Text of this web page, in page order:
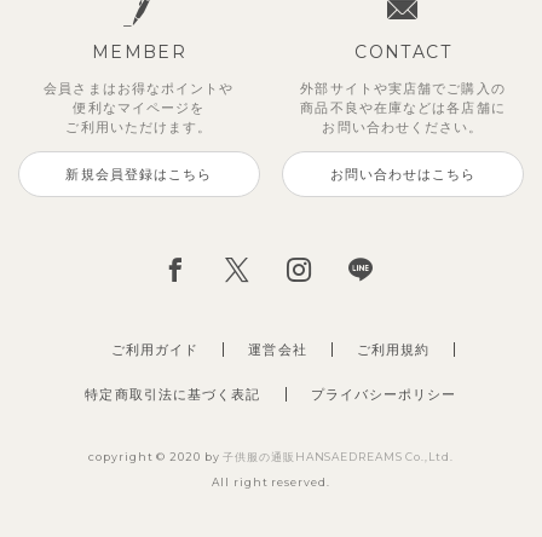
MEMBER
会員さまはお得なポイントや
便利な マイページを
ご利用いただけます。
新規会員登録はこちら
CONTACT
外部サイトや実店舗でご購入の
商品不良や在庫などは各店舗に
お問い合わせください。
お問い合わせはこちら
ご利用ガイド 運営会社
特定商取引法に基づく表記 プライバシーポリシー
ご利用規約
copyright © 2020 by子供服の通販HANSAEDREAMS Co.,Ltd.
All right reserved.